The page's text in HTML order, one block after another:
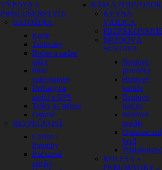
VÝBAVA A
PRÍSLUŠENSTVO
BATOŽINA
Kufre
Tankvaky
Bočné a zadné
tašky
Pitné
vaky/batohy
Držiaky na
mobil a GPS
Tašky na stehno
Ostatné
BEZPEČNOSŤ
Gurtne /
Popruhy
Reťazové
zámky
RÁM A PODVOZOK
KYVNÁ
VIDLICA
BRZDOVÁ
SÚSTAVA
Brzdové
platničky
Brzdové
kotúče
Brzdové
hadice
Brzdové
pedále
Opravné
bŕzd
KOLESÁ –
PNEUMATIKY –